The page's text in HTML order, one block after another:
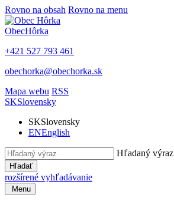
Rovno na obsah Rovno na menu
ObecHôrka
+421 527 793 461
obechorka@obechorka.sk
Mapa webu RSS
SKSlovensky
SKSlovensky
ENEnglish
Hľadaný výraz
Hľadať
rozšírené vyhľadávanie
Menu